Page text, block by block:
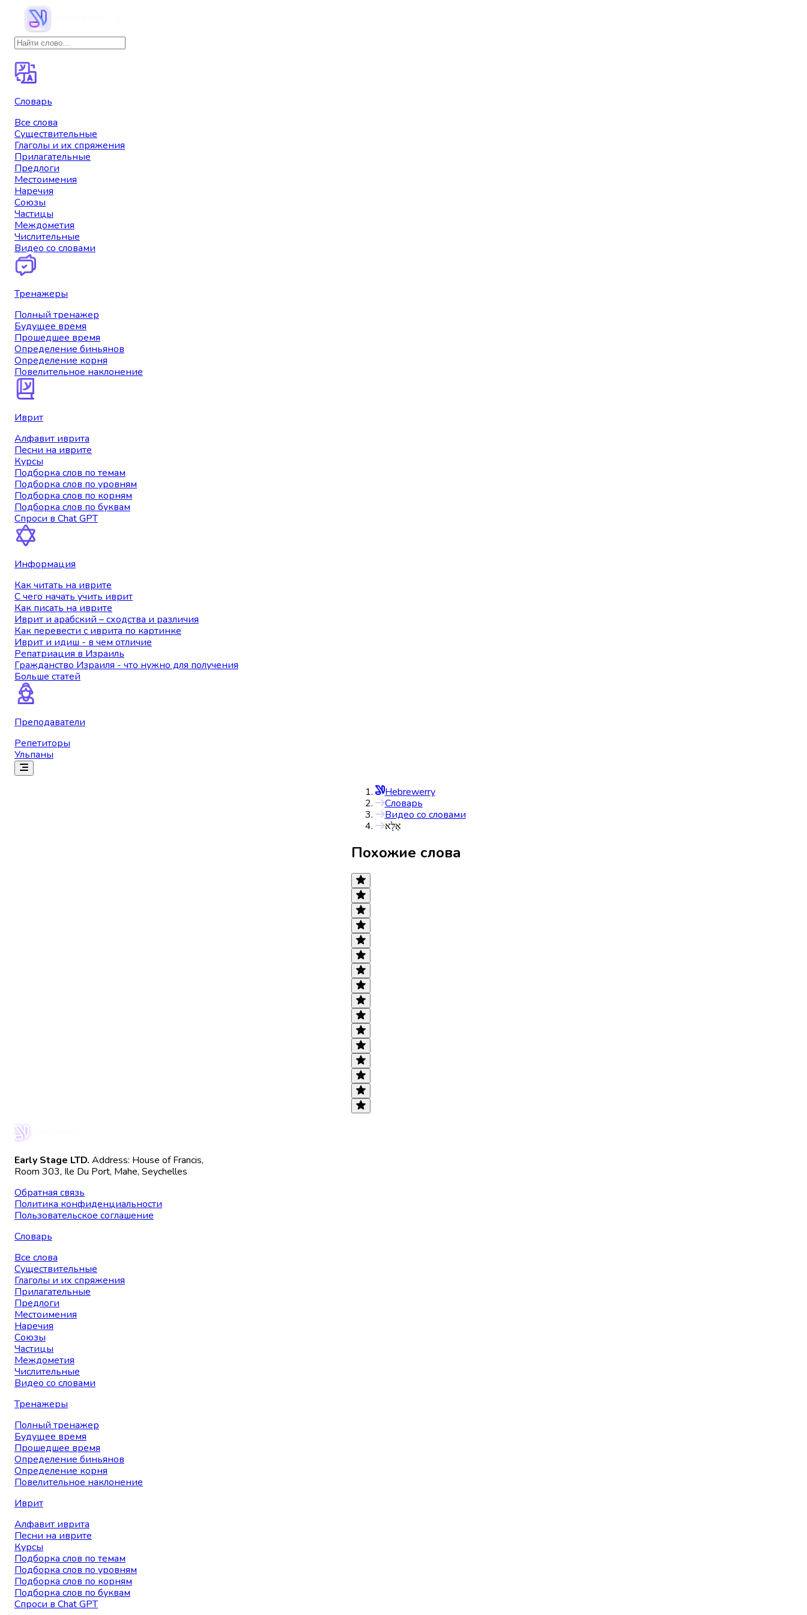
Словарь
Все слова
Существительные
Глаголы и их спряжения
Прилагательные
Предлоги
Местоимения
Наречия
Союзы
Частицы
Междометия
Числительные
Видео со словами
Тренажеры
Полный тренажер
Будущее время
Прошедшее время
Определение биньянов
Определение корня
Повелительное наклонение
Иврит
Алфавит иврита
Песни на иврите
Курсы
Подборка слов по темам
Подборка слов по уровням
Подборка слов по корням
Подборка слов по буквам
Спроси в Chat GPT
Информация
Как читать на иврите
С чего начать учить иврит
Как писать на иврите
Иврит и арабский – сходства и различия
Как перевести с иврита по картинке
Иврит и идиш - в чем отличие
Репатриация в Израиль
Гражданство Израиля - что нужно для получения
Больше статей
Преподаватели
Репетиторы
Ульпаны
Hebrewerry
Словарь
Видео со словами
אֶלָּא
Похожие слова
Early Stage LTD. Address: House of Francis,
Room 303, Ile Du Port, Mahe, Seychelles
Обратная связь
Политика конфиденциальности
Пользовательское соглашение
Словарь
Все слова
Существительные
Глаголы и их спряжения
Прилагательные
Предлоги
Местоимения
Наречия
Союзы
Частицы
Междометия
Числительные
Видео со словами
Тренажеры
Полный тренажер
Будущее время
Прошедшее время
Определение биньянов
Определение корня
Повелительное наклонение
Иврит
Алфавит иврита
Песни на иврите
Курсы
Подборка слов по темам
Подборка слов по уровням
Подборка слов по корням
Подборка слов по буквам
Спроси в Chat GPT